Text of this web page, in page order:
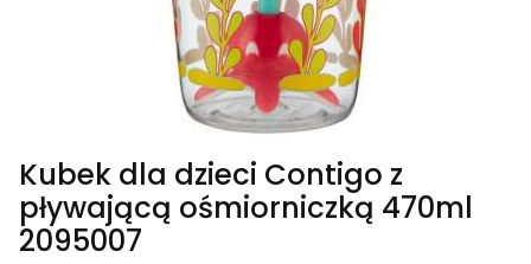
Kubek dla dzieci Contigo z
pływającą ośmiorniczką 470ml
2095007